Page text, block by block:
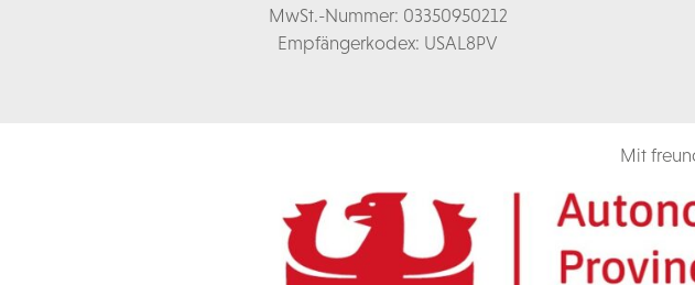
MwSt.-Nummer: 03350950212
Empfängerkodex: USAL8PV
Mit